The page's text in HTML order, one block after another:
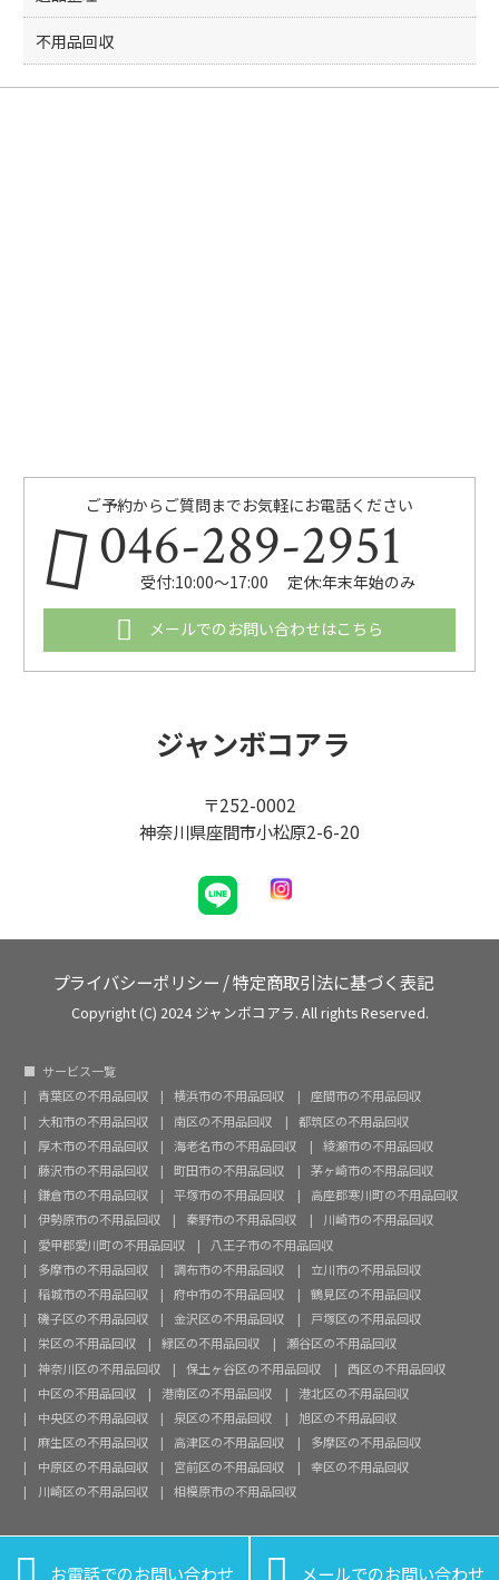
不用品回収
ご予約からご質問までお気軽にお電話ください
046-289-2951
受付:10:00～17:00 定休:年末年始のみ
メールでのお問い合わせはこちら
ジャンボコアラ
〒252-0002
神奈川県座間市小松原2-6-20
プライバシーポリシー /特定商取引法に基づく表記
Copyright (C) 2024 ジャンボコアラ. All rights Reserved.
サービス一覧
青葉区の不用品回収
横浜市の不用品回収
座間市の不用品回収
大和市の不用品回収
南区の不用品回収
都筑区の不用品回収
厚木市の不用品回収
海老名市の不用品回収
綾瀬市の不用品回収
藤沢市の不用品回収
町田市の不用品回収
茅ヶ崎市の不用品回収
鎌倉市の不用品回収
平塚市の不用品回収
高座郡寒川町の不用品回収
伊勢原市の不用品回収
秦野市の不用品回収
川崎市の不用品回収
愛甲郡愛川町の不用品回収
八王子市の不用品回収
多摩市の不用品回収
調布市の不用品回収
立川市の不用品回収
稲城市の不用品回収
府中市の不用品回収
鶴見区の不用品回収
磯子区の不用品回収
金沢区の不用品回収
戸塚区の不用品回収
栄区の不用品回収
緑区の不用品回収
瀬谷区の不用品回収
神奈川区の不用品回収
保土ヶ谷区の不用品回収
西区の不用品回収
中区の不用品回収
港南区の不用品回収
港北区の不用品回収
中央区の不用品回収
泉区の不用品回収
旭区の不用品回収
麻生区の不用品回収
高津区の不用品回収
多摩区の不用品回収
中原区の不用品回収
宮前区の不用品回収
幸区の不用品回収
川崎区の不用品回収
相模原市の不用品回収
お電話でのお問い合わせ メールでのお問い合わせ